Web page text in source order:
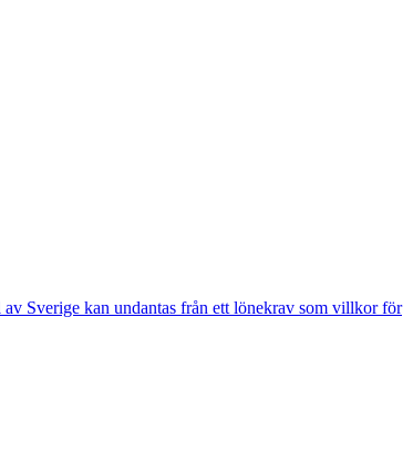
Sverige kan undantas från ett lönekrav som villkor för